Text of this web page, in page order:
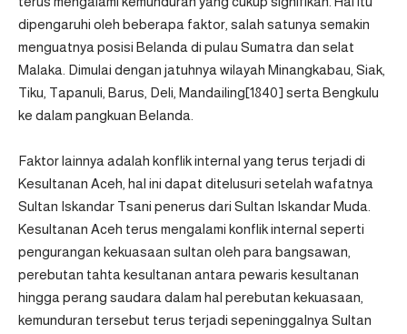
dipengaruhi oleh beberapa faktor, salah satunya semakin
menguatnya posisi Belanda di pulau Sumatra dan selat
Malaka. Dimulai dengan jatuhnya wilayah Minangkabau, Siak,
Tiku, Tapanuli, Barus, Deli, Mandailing[1840] serta Bengkulu
ke dalam pangkuan Belanda.
Faktor lainnya adalah konflik internal yang terus terjadi di
Kesultanan Aceh, hal ini dapat ditelusuri setelah wafatnya
Sultan Iskandar Tsani penerus dari Sultan Iskandar Muda.
Kesultanan Aceh terus mengalami konflik internal seperti
pengurangan kekuasaan sultan oleh para bangsawan,
perebutan tahta kesultanan antara pewaris kesultanan
hingga perang saudara dalam hal perebutan kekuasaan,
kemunduran tersebut terus terjadi sepeninggalnya Sultan